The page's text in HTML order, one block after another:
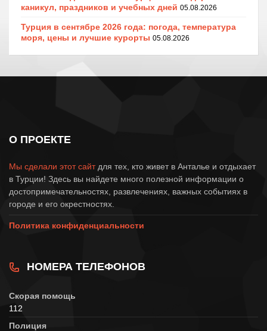
каникул, праздников и учебных дней 05.08.2026
Турция в сентябре 2026 года: погода, температура
моря, цены и лучшие курорты 05.08.2026
О ПРОЕКТЕ
Мы сделали этот сайтдля тех, кто живет в Анталье и отдыхает
в Турции! Здесь вы найдете много полезной информации о
достопримечательностях, развлечениях, важных событиях в
городе и его окрестностях.
Политика конфиденциальности
НОМЕРА ТЕЛЕФОНОВ
Скорая помощь
112
Полиция